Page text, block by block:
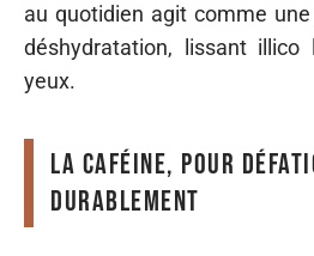
au quotidien agit comme
déshydratation, lissant
yeux.
La caféine, pour
durablement